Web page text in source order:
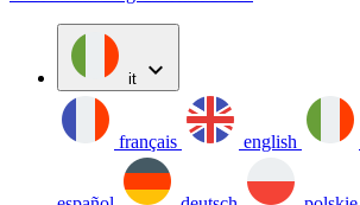
it expand_more
français english